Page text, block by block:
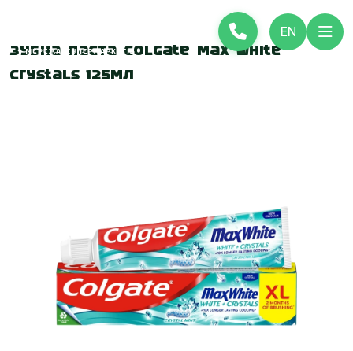
EN
Зубна паста Colgate Max White
Crystals 125мл